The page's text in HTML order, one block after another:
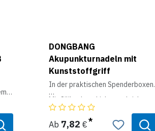
DONGBANG
Akupunkturnadeln mit
Kunststoffgriff
In der praktischen Spenderboxen.
Mit Silikonbeschichtung, leicht
gleitend für eine fast schmerzlose
Ab 7,82 €